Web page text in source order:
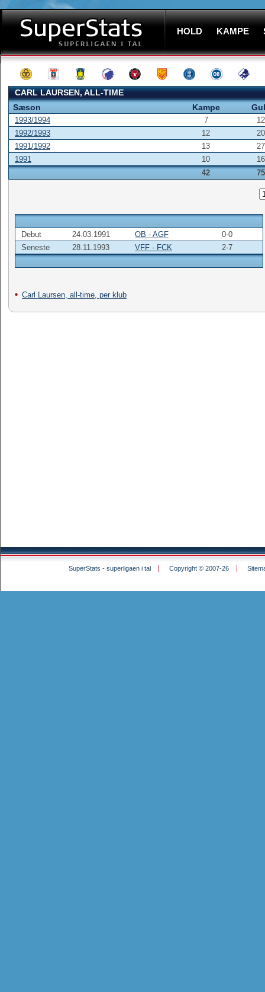
HOLD KAMPE
CARL LAURSEN, ALL-TIME
Sæson
Kampe
1993/1994 7
12
1992/1993
12
20
1991/1992
13
27
1991
10
16
42
75
Debut 24.03.1991 OB - AGF
0-0
Seneste
28.11.1993 VFF - FCK 2-7
Carl Laursen, all-time, per klub
SuperStats - superligaen i tal Copyright © 2007-26